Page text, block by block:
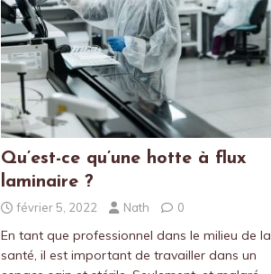
Qu’est-ce qu’une hotte à flux
laminaire ?
février 5, 2022 Nath 0
En tant que professionnel dans le milieu de la
santé, il est important de travailler dans un